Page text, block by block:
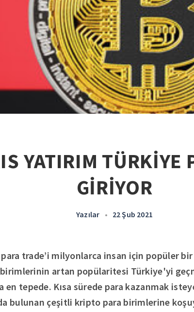
YATIRIM TÜRKİYE
GİRİYOR
Yazılar • 22 Şub 2021
trade’i milyonlarca insan için popüler
birimlerinin artan popülaritesi Türkiye'yi
en tepede. Kısa sürede para kazanmak
bulunan çeşitli kripto para birimlerine